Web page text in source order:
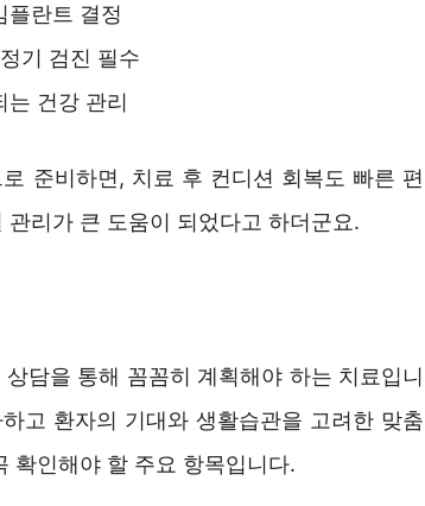
플란트 결정
기 검진 필수
는 건강 관리
준비하면, 치료 후 컨디션 회복도 빠른 편
리가 큰 도움이 되었다고 하더군요.
담을 통해 꼼꼼히 계획해야 하는 치료입니
고 환자의 기대와 생활습관을 고려한 맞춤
확인해야 할 주요 항목입니다.